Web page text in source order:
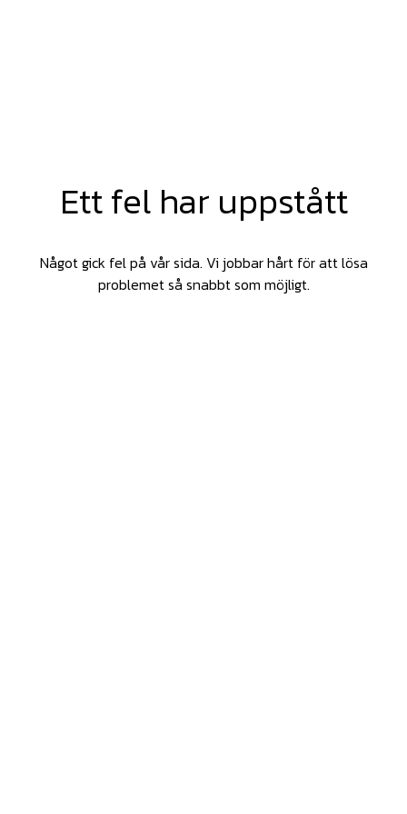
Ett fel har uppstått
Något gick fel på vår sida. Vi jobbar hårt för att lösa
problemet så snabbt som möjligt.